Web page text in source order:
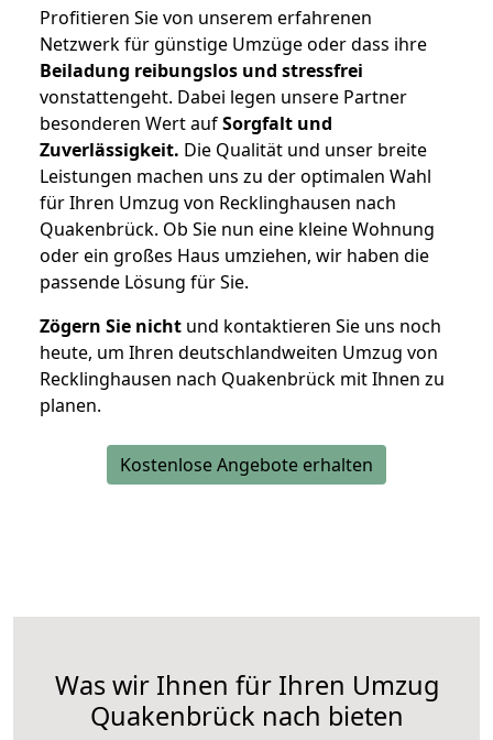
Profitieren Sie von unserem erfahrenen
Netzwerk für günstige Umzüge oder dass ihre
Beiladung reibungslos und stressfrei
vonstattengeht. Dabei legen unsere Partner
besonderen Wert aufSorgfalt und
Zuverlässigkeit. Die Qualität und unser breite
Leistungen machen uns zu der optimalen Wahl
für Ihren Umzug von Recklinghausen nach
Quakenbrück. Ob Sie nun eine kleine Wohnung
oder ein großes Haus umziehen, wir haben die
passende Lösung für Sie.
Zögern Sie nicht und kontaktieren Sie uns noch
heute, um Ihren deutschlandweiten Umzug von
Recklinghausen nach Quakenbrück mit Ihnen zu
planen.
Kostenlose Angebote erhalten
Was wir Ihnen für Ihren Umzug
Quakenbrück nach bieten